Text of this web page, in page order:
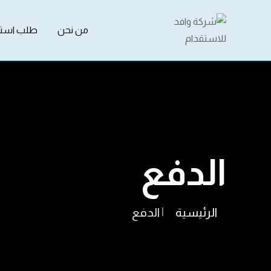
من نحن طلب
الدفع
الرئيسية الدفع